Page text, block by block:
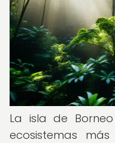
La isla de
ecosistemas